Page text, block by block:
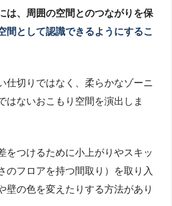
は、周囲の空間とのつながりを保
間として認識できるようにするこ
仕切りではなく、柔らかなゾーニ
はないおこもり空間を演出しま
をつけるために小上がりやスキッ
のフロアを持つ間取り）を取り入
壁の色を変えたりする方法があり